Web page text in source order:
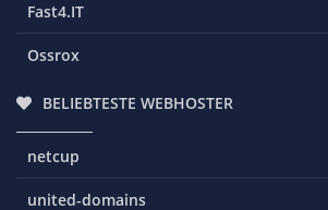
Fast4.IT
Ossrox
BELIEBTESTE WEBHOSTER
netcup
united-domains